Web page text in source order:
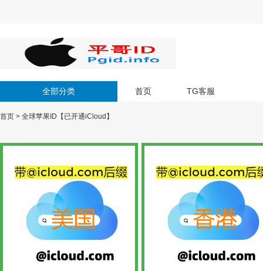
全部分类 首页 TG客服
首页 > 全球苹果ID【已开通iCloud】